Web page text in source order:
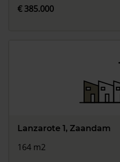
€ 385.000
Lanzarote 1, Zaandam
164 m2